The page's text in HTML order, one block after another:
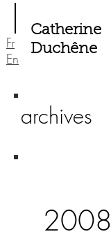
Fr
Catherine
Duchêne
En
archives
2008